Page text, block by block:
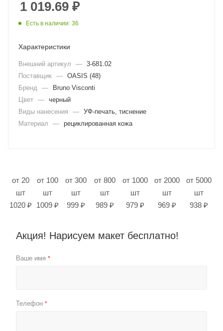
1 019.69 ₽
Есть в наличии: 36
Характеристики
Внешний артикул — 3-681.02
Поставщик — OASIS (48)
Бренд
—
Bruno Visconti
Цвет — черный
Виды нанесения
— УФ-печать, тиснение
Материал
— рециклированная кожа
от 20
шт
1020 ₽
от 100
шт
1009 ₽
от 300
шт
999 ₽
от 800
шт
989 ₽
от 1000
шт
979 ₽
от 2000
шт
969 ₽
от 5000
шт
938 ₽
Акция! Нарисуем макет бесплатно!
Ваше имя *
Телефон *